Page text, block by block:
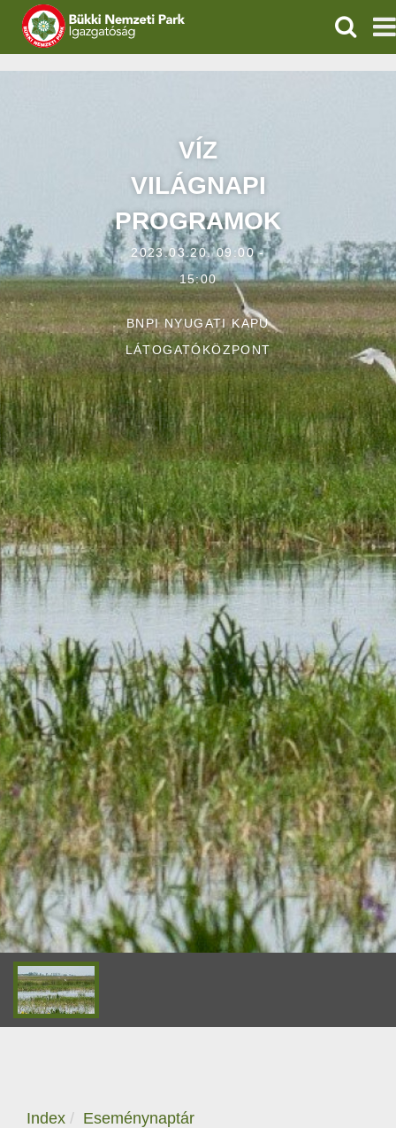
IGAZGATÓSÁG
ÖKOTURIZMUS
OKTATÁS
GEOPARKOK
KAPCSOLAT
VÍZ
VILÁGNAPI
PROGRAMOK
2023.03.20. 09:00 -
15:00
BNPI NYUGATI KAPU
LÁTOGATÓKÖZPONT
Index
Eseménynaptár